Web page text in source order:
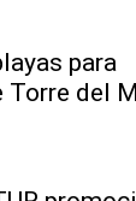
para
Torre del